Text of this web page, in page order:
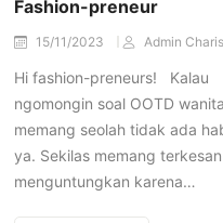
Fashion-preneur
15/11/2023 Admin
Hi fashion-preneurs! Kalau
ngomongin soal OOTD
memang seolah tidak ada
ya. Sekilas memang terkesan
menguntungkan karena…